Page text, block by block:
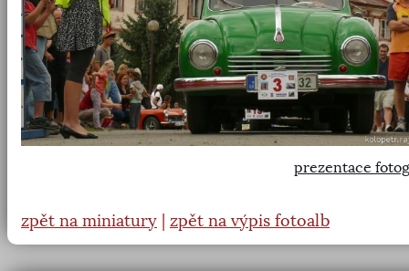
prezentace
zpět na miniatury zpět na výpis fotoalb